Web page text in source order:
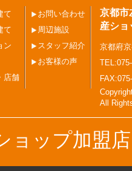
て
て
ン
店舗
お問い合わせ
周辺施設
スタッフ紹介
お客様の声
京都市
産ショ
京都府
All
ョップ加盟